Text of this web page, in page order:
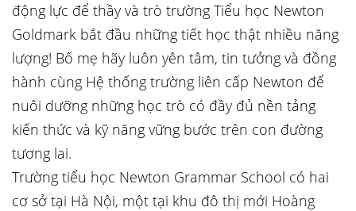
động lực để thầy và trò trường Tiểu học Newton
Goldmark bắt đầu những tiết học thật nhiều năng
lượng! Bố mẹ hãy luôn yên tâm, tin tưởng và đồng
hành cùng Hệ thống trường liên cấp Newton để
nuôi dưỡng những học trò có đầy đủ nền tảng
kiến thức và kỹ năng vững bước trên con đường
tương lai.
Trường tiểu học Newton Grammar School có hai
cơ sở tại Hà Nội, một tại khu đô thị mới Hoàng